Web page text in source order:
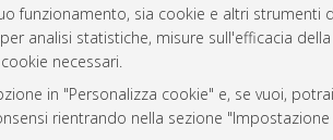
funzionamento, sia cookie e altri
analisi statistiche, misure sull'efficacia
necessari.
in "Personalizza cookie" e, se vuoi,
rientrando nella sezione
e gestito da
privacy